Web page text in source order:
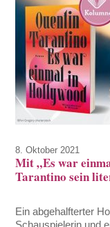
8. Oktober 2021
Mit „Es war
Tarantino sein
Ein abgehalfterter
Schauspielerin und